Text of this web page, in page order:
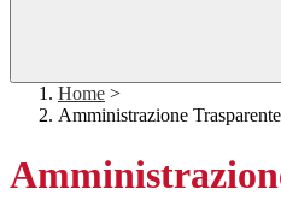
Home >
Amministrazione Trasparente